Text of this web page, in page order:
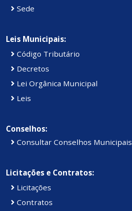
Sede
Leis Municipais:
Código Tributário
Decretos
Lei Orgânica Municipal
Leis
Conselhos:
Consultar Conselhos Municipais
Licitações e Contratos:
Licitações
Contratos